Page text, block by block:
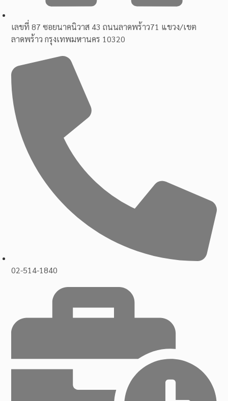
เลขที่ 87 ซอยนาคนิวาส 43 ถนนลาดพร้าว71 แขวง/เขต
ลาดพร้าว กรุงเทพมหานคร 10320
02-514-1840